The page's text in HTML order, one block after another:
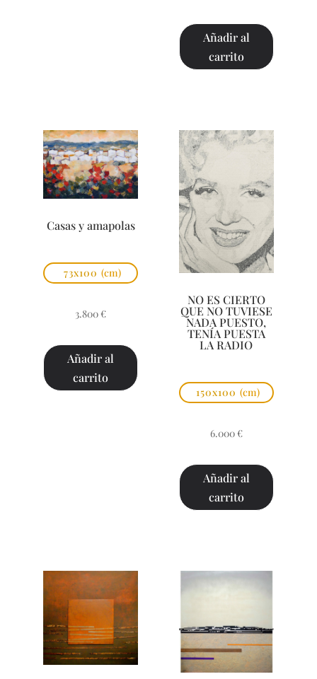
Añadir al
carrito
Casas y amapolas
73x100 (cm)
3.800 €
Añadir al
carrito
NO ES CIERTO
QUE NO TUVIESE
NADA PUESTO,
TENÍA PUESTA
LA RADIO
150x100 (cm)
6.000 €
Añadir al
carrito